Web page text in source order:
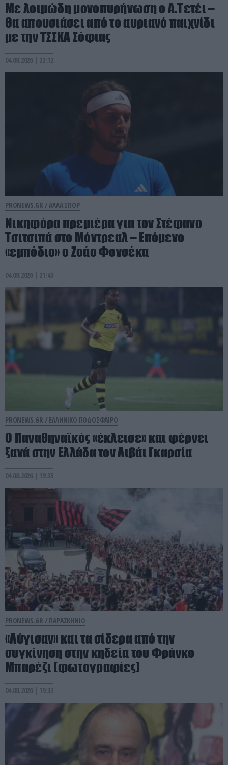
Με λοιμώδη μονοπυρήνωση ο Α.Τετέι –
Θα απουσιάσει από το αυριανό παιχνίδι
με την ΤΣΣΚΑ Σόφιας
04.08.2026 | 22:12
PRONEWS.GR /ΑΛΛΑ ΣΠΟΡ
Νικηφόρα πρεμιέρα για τον Στέφανο
Τσιτσιπά στο Μόντρεαλ – Επόμενο
«εμπόδιο» ο Ζοάο Φονσέκα
04.08.2026 | 21:43
PRONEWS.GR / ΕΛΛΗΝΙΚΟ ΠΟΔΟΣΦΑΙΡΟ
Ο Παναθηναϊκός «έκλεισε» και φέρνει
ξανά στην Ελλάδα τον Λιβάι Γκαρσία
04.08.2026 | 19:35
PRONEWS.GR / ΠΑΡΑΣΚΗΝΙΟ
«Λύγισαν» και τα σίδερα από την
συγκίνηση στην κηδεία του Φράνκο
Μπαρέζι (φωτογραφίες)
04.08.2026 | 19:32